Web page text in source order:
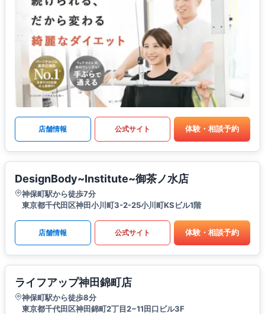
店舗情報 公式サイト 体験・相談予約
DesignBody~Institute~御茶ノ水店
神保町駅から徒歩7分
東京都千代田区神田小川町3-2-25小川町KSビル1階
店舗情報 公式サイト 体験・相談予約
ライフアップ神田錦町店
神保町駅から徒歩8分
東京都千代田区神田錦町2丁目2−11田口ビル3F